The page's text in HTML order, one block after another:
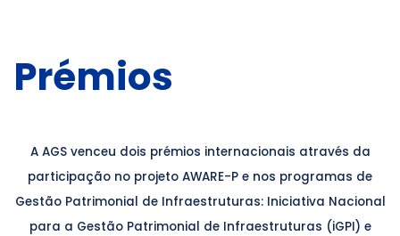
Prémios
A AGS venceu dois prémios internacionais através da
participação no projeto AWARE-P e nos programas de
Gestão Patrimonial de Infraestruturas: Iniciativa Nacional
para a Gestão Patrimonial de Infraestruturas (iGPI) e